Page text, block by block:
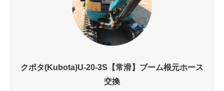
クボタ(Kubota)U-20-3S【常滑】ブーム根元ホース
交換